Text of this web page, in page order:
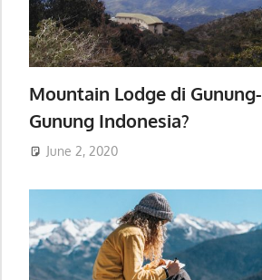
Mountain Lodge di Gunung-
Gunung Indonesia?
June 2, 2020